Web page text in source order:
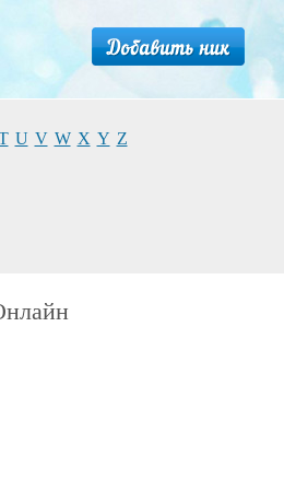
U V W X Y Z